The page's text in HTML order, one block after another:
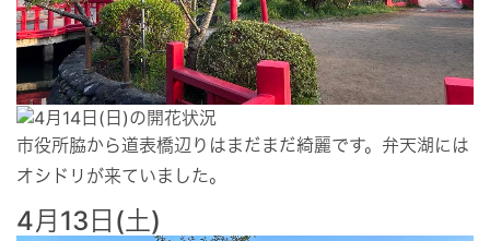
市役所脇から道表橋辺りはまだまだ綺麗です。弁天湖には
オシドリが来ていました。
4月13日(土)